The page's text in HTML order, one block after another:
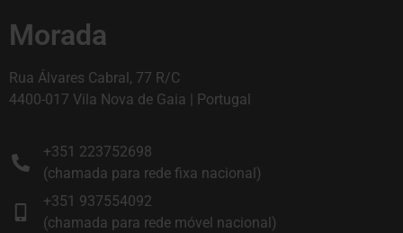
Morada
Rua Álvares Cabral, 77 R/C
4400-017 Vila Nova de Gaia | Portugal
+351 223752698
(chamada para rede fixa nacional)
+351 937554092
(chamada para rede móvel nacional)